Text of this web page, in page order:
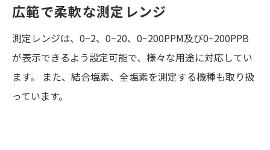
広範で柔軟な測定レンジ
測定レンジは、0~2、0~20、0~200PPM及び0~200PPB
が表示できるよう設定可能で、様々な用途に対応してい
ます。 また、結合塩素、全塩素を測定する機種も取り扱
っています。